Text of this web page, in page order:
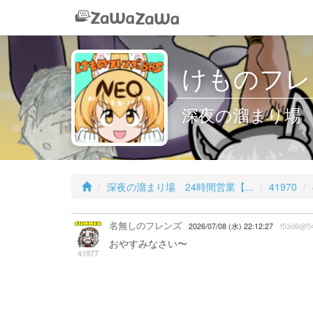
けものフ
深夜の溜まり場
深夜の溜まり場 24時間営業【... 41970
41977
名無しのフレンズ 2026/07/08 (水) 22:12:27
おやすみなさい〜